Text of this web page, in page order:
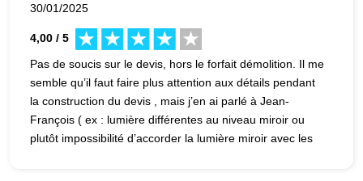
30/01/2025
4,00 / 5
Pas de soucis sur le devis, hors le forfait démolition. Il me
semble qu’il faut faire plus attention aux détails pendant
la construction du devis , mais j’en ai parlé à Jean-
François ( ex : lumière différentes au niveau miroir ou
plutôt impossibilité d’accorder la lumière miroir avec les